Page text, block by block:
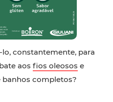
constantemente, para
aos fios oleosos e
completos?